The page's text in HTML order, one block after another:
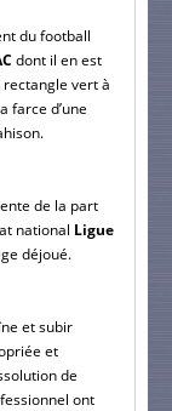
du football
dont il en est
vert à
farce d’une
de la part
national Ligue
déjoué.
et subir
et
de
ont